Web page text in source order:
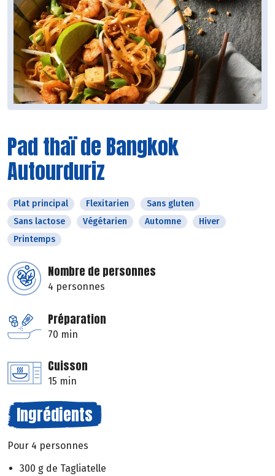
Pad thaï de Bangkok
Autourduriz
Plat principal Flexitarien
Sans gluten
Sans lactose
Végétarien Automne
Hiver
Printemps
Nombre de personnes
4 personnes
Préparation
70 min
Cuisson
15 min
Ingrédients
Pour 4 personnes
300 g de Tagliatelle